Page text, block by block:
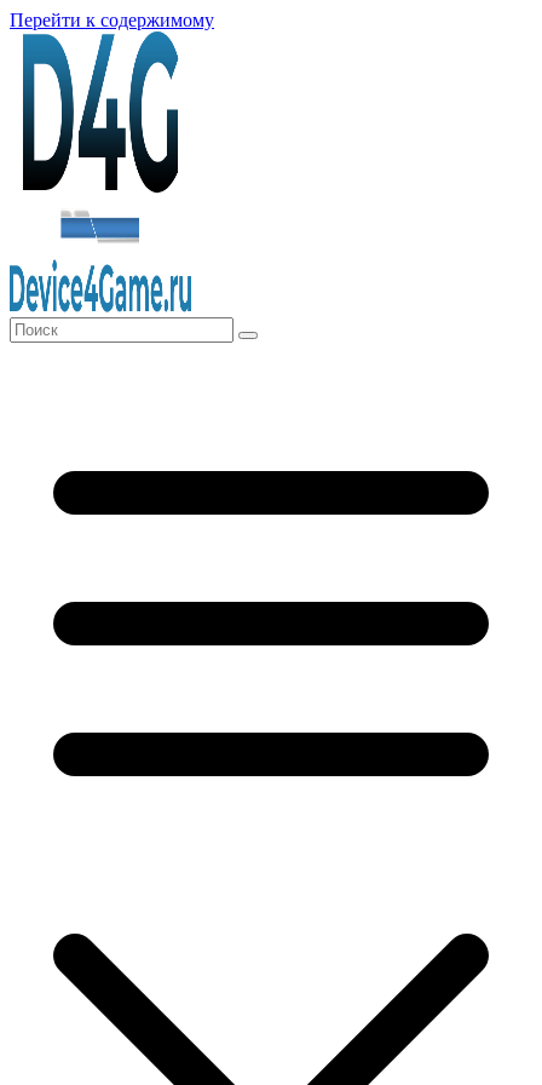
Перейти к содержимому